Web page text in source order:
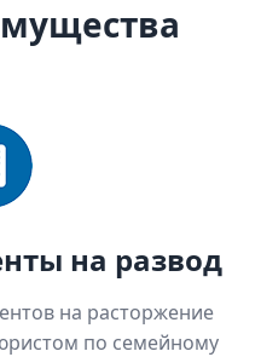
на развод
на расторжение
по семейному